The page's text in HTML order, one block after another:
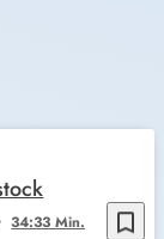
bookmark_border
34:33 Min.